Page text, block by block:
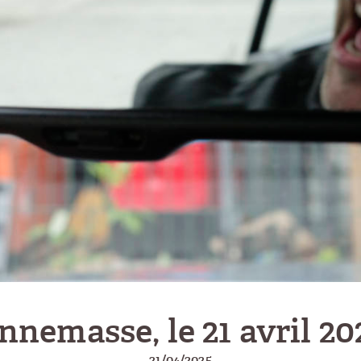
le 21 avril